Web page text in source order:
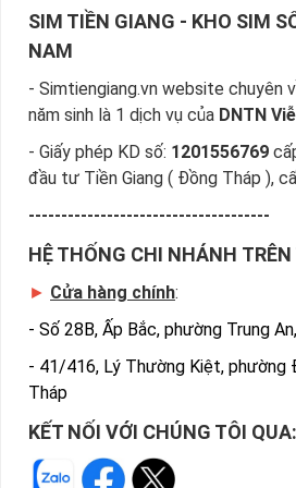
lộc. Kết hợp 3 con số theo thứ
số may mắn, tài lộc, cho người
079 là đầusố thần tài : Theo
cứu sim số cho biết, sim đầu
tài lộc cho người sở hữu. Đồng
được phú quý, sự phù trợ giúp
những người thành đạt, lại vừa giúp
cho cước phí vì nhà mạng có nhiều
dành cho khách hàng. Điều này thật
hữu chiếc sim số đẹp ngay tãi địa
Tham khảo ngay:Bộ Sưu
Mobifone Đầu Số 09 Giá Giảm
Sim Tiền Giang Đơn Vị
SIM TIỀN GIANG - KHO SIM
NAM
- Simtiengiang.vn website chuyên
năm sinh là 1 dịch vụ của DNTN
- Giấy phép KD số: 1201556769
đầu tư Tiền Giang ( Đồng Tháp ),
-------------------------------------
HỆ THỐNG CHI NHÁNH
► Cửa hàng chính:
- Số 28B, Ấp Bắc, phường Trung
- 41/416, Lý Thường Kiệt, phường
Tháp
KẾT NỐI VỚI CHÚNG TÔI QUA: